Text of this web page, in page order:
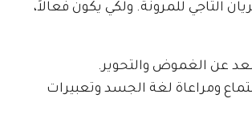
التاجي للمرونة. ولكي يكون فعالاً،
عن الغموض والتحوير.
ومراعاة لغة الجسد وتعبيرات